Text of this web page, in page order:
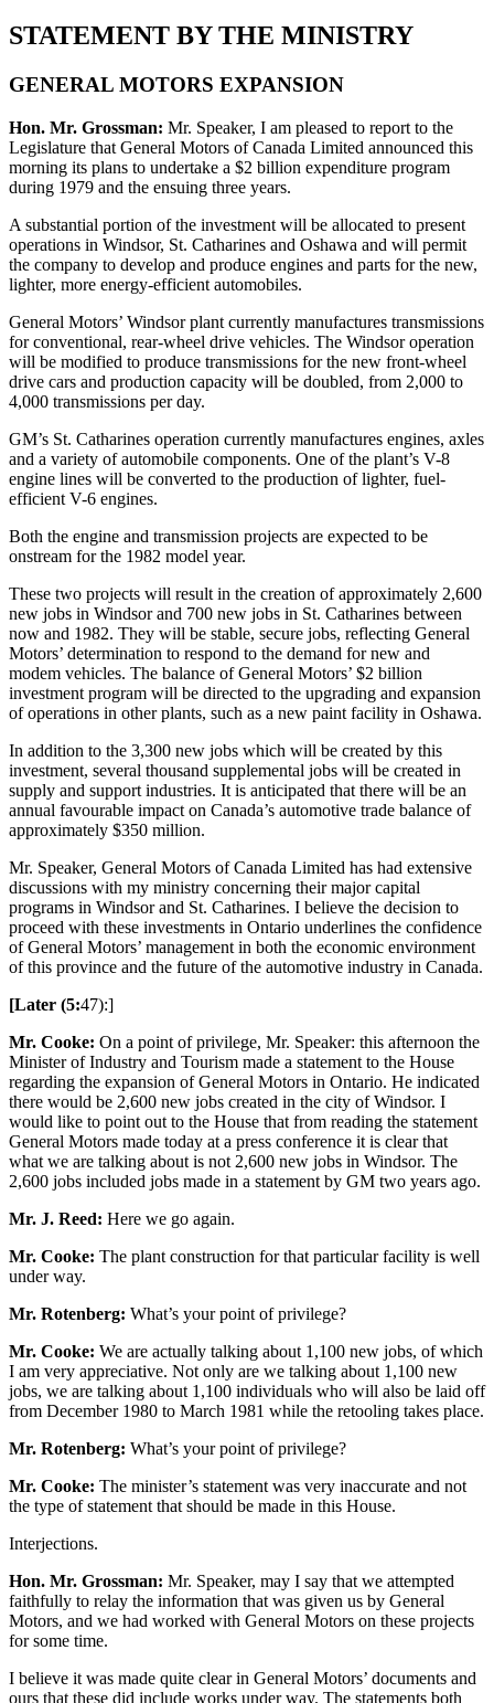
STATEMENT BY THE MINISTRY
GENERAL MOTORS EXPANSION
Hon. Mr. Grossman: Mr. Speaker, I am pleased to report to the
Legislature that General Motors of Canada Limited announced this
morning its plans to undertake a $2 billion expenditure program
during 1979 and the ensuing three years.
A substantial portion of the investment will be allocated to present
operations in Windsor, St. Catharines and Oshawa and will permit
the company to develop and produce engines and parts for the new,
lighter, more energy-efficient automobiles.
General Motors’ Windsor plant currently manufactures transmissions
for conventional, rear-wheel drive vehicles. The Windsor operation
will be modified to produce transmissions for the new front-wheel
drive cars and production capacity will be doubled, from 2,000 to
4,000 transmissions per day.
GM’s St. Catharines operation currently manufactures engines, axles
and a variety of automobile components. One of the plant’s V-8
engine lines will be converted to the production of lighter, fuel-
efficient V-6 engines.
Both the engine and transmission projects are expected to be
onstream for the 1982 model year.
These two projects will result in the creation of approximately 2,600
new jobs in Windsor and 700 new jobs in St. Catharines between
now and 1982. They will be stable, secure jobs, reflecting General
Motors’ determination to respond to the demand for new and
modem vehicles. The balance of General Motors’ $2 billion
investment program will be directed to the upgrading and expansion
of operations in other plants, such as a new paint facility in Oshawa.
In addition to the 3,300 new jobs which will be created by this
investment, several thousand supplemental jobs will be created in
supply and support industries. It is anticipated that there will be an
annual favourable impact on Canada’s automotive trade balance of
approximately $350 million.
Mr. Speaker, General Motors of Canada Limited has had extensive
discussions with my ministry concerning their major capital
programs in Windsor and St. Catharines. I believe the decision to
proceed with these investments in Ontario underlines the confidence
of General Motors’ management in both the economic environment
of this province and the future of the automotive industry in Canada.
[Later (5:47):]
Mr. Cooke: On a point of privilege, Mr. Speaker: this afternoon the
Minister of Industry and Tourism made a statement to the House
regarding the expansion of General Motors in Ontario. He indicated
there would be 2,600 new jobs created in the city of Windsor. I
would like to point out to the House that from reading the statement
General Motors made today at a press conference it is clear that
what we are talking about is not 2,600 new jobs in Windsor. The
2,600 jobs included jobs made in a statement by GM two years ago.
Mr. J. Reed: Here we go again.
Mr. Cooke: The plant construction for that particular facility is well
under way.
Mr. Rotenberg: What’s your point of privilege?
Mr. Cooke: We are actually talking about 1,100 new jobs, of which
I am very appreciative. Not only are we talking about 1,100 new
jobs, we are talking about 1,100 individuals who will also be laid off
from December 1980 to March 1981 while the retooling takes place.
Mr. Rotenberg: What’s your point of privilege?
Mr. Cooke: The minister’s statement was very inaccurate and not
the type of statement that should be made in this House.
Interjections.
Hon. Mr. Grossman: Mr. Speaker, may I say that we attempted
faithfully to relay the information that was given us by General
Motors, and we had worked with General Motors on these projects
for some time.
I believe it was made quite clear in General Motors’ documents and
ours that these did include works under way. The statements both